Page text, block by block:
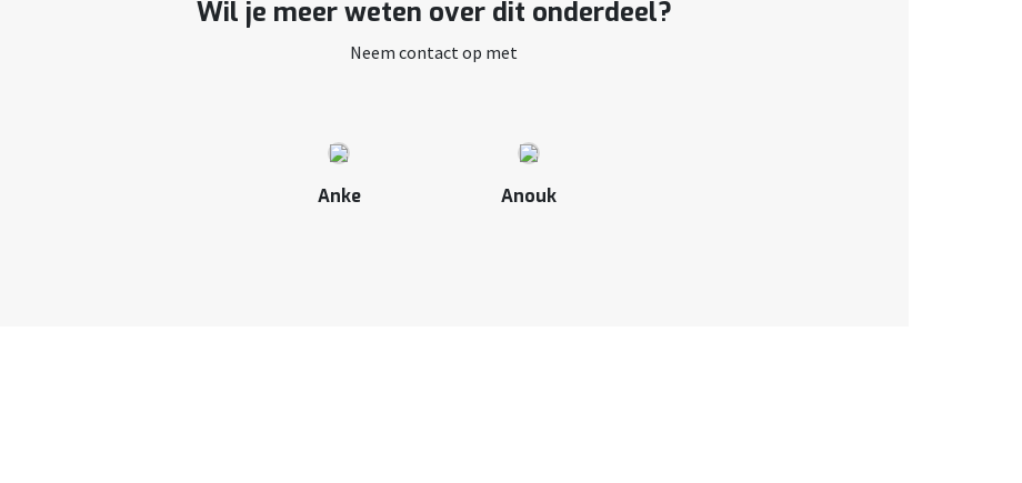
Wil je meer weten over dit onderdeel?
Neem contact op met
Anke Anouk